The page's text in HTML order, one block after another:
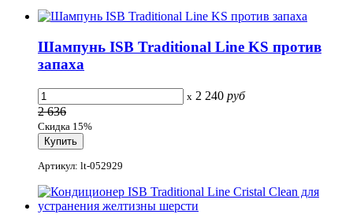
Шампунь ISB Traditional Line KS против
запаха
x 2 240 руб
2 636
Скидка 15%
Артикул: lt-052929